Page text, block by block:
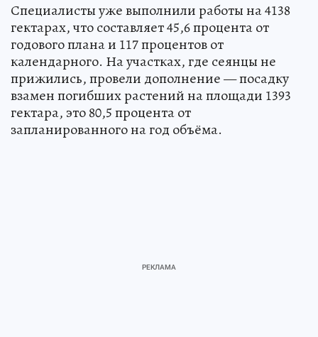
Специалисты уже выполнили работы на 4138
гектарах, что составляет 45,6 процента от
годового плана и 117 процентов от
календарного. На участках, где сеянцы не
прижились, провели дополнение — посадку
взамен погибших растений на площади 1393
гектара, это 80,5 процента от
запланированного на год объёма.